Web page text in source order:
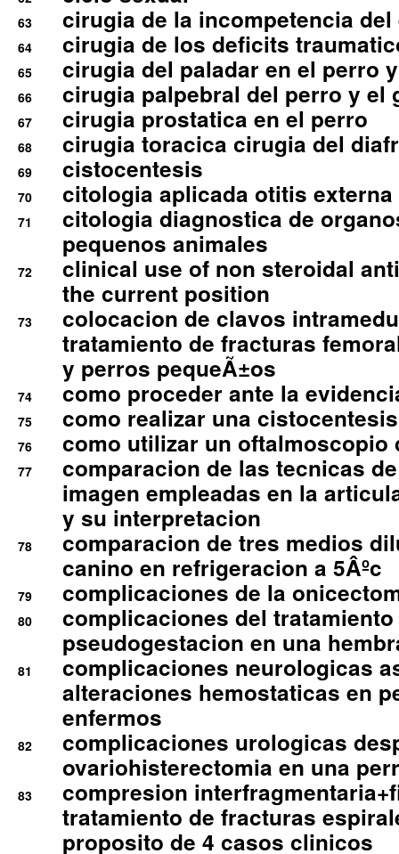
63 cirugia de la incompetencia
64 cirugia de los deficits
65 cirugia del paladar en el perro
66 cirugia palpebral del perro y el
67 cirugia prostatica en el perro
68 cirugia toracica cirugia del
69 cistocentesis
70 citologia aplicada otitis externa
71
citologia diagnostica de
pequenos animales
72
clinical use of non steroidal
the current position
73
colocacion de clavos
tratamiento de fracturas
y perros pequeÃ±os
74 como proceder ante la
75 como realizar una
76 como utilizar un oftalmoscopio
77
comparacion de las tecnicas
imagen empleadas en la
y su interpretacion
78
comparacion de tres medios
canino en refrigeracion a 5Âºc
79 complicaciones de la
80
complicaciones del
pseudogestacion en una
81
complicaciones neurologicas
alteraciones hemostaticas en
enfermos
82
complicaciones urologicas
ovariohisterectomia en una
83
compresion
tratamiento de fracturas
proposito de 4 casos clinicos